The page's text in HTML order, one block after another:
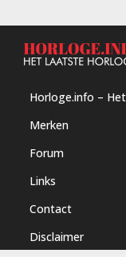
Horloge.info –
Merken
Forum
Links
Contact
Disclaimer